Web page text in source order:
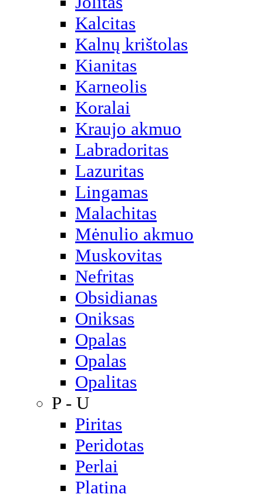
Kalcitas
Kalnų krištolas
Kianitas
Karneolis
Koralai
Kraujo akmuo
Labradoritas
Lazuritas
Lingamas
Malachitas
Mėnulio akmuo
Muskovitas
Nefritas
Obsidianas
Oniksas
Opalas
Opalas
Opalitas
P - U
Piritas
Peridotas
Perlai
Platina